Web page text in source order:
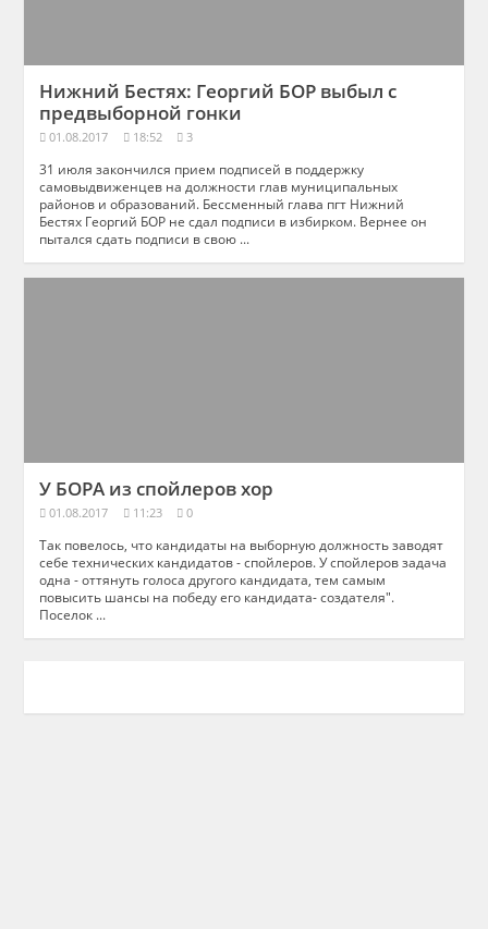
Нижний Бестях: Георгий БОР выбыл с
предвыборной гонки
01.08.2017 18:52 3
31 июля закончился прием подписей в поддержку
самовыдвиженцев на должности глав муниципальных
районов и образований. Бессменный глава пгт Нижний
Бестях Георгий БОР не сдал подписи в избирком. Вернее он
пытался сдать подписи в свою ...
У БОРА из спойлеров хор
01.08.2017 11:23 0
Так повелось, что кандидаты на выборную должность заводят
себе технических кандидатов - спойлеров. У спойлеров задача
одна - оттянуть голоса другого кандидата, тем самым
повысить шансы на победу его кандидата- создателя".
Поселок ...